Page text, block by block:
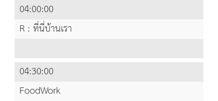
04:00:00
R : ที่นี่บ้านเรา
04:30:00
FoodWork